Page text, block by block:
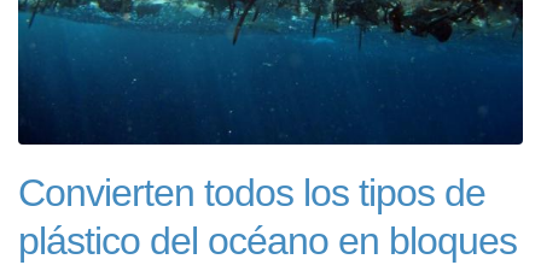
Convierten todos los tipos de
plástico del océano en bloques